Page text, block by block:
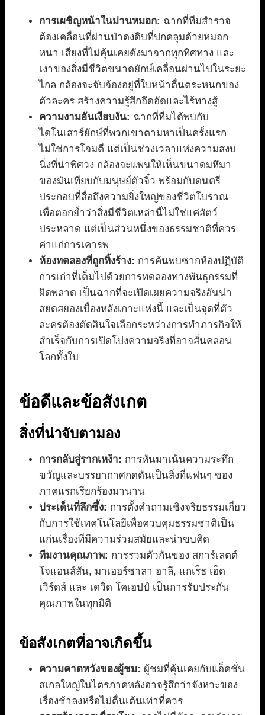
การเผชิญหน้าในม่านหมอก: ฉากที่ทีมสำรวจ
ต้องเคลื่อนที่ผ่านป่าดงดิบที่ปกคลุมด้วยหมอก
หนา เสียงที่ไม่คุ้นเคยดังมาจากทุกทิศทาง และ
เงาของสิ่งมีชีวิตขนาดยักษ์เคลื่อนผ่านไปในระยะ
ไกล กล้องจะจับจ้องอยู่ที่ใบหน้าตื่นตระหนกของ
ตัวละคร สร้างความรู้สึกอึดอัดและไร้ทางสู้
ความงามอันเงียบงัน: ฉากที่ทีมได้พบกับ
ไดโนเสาร์ยักษ์ที่พวกเขาตามหาเป็นครั้งแรก
ไม่ใช่การโจมตี แต่เป็นช่วงเวลาแห่งความสงบ
นิ่งที่น่าพิศวง กล้องจะแพนให้เห็นขนาดมหึมา
ของมันเทียบกับมนุษย์ตัวจิ๋ว พร้อมกับดนตรี
ประกอบที่สื่อถึงความยิ่งใหญ่ของชีวิตโบราณ
เพื่อตอกย้ำว่าสิ่งมีชีวิตเหล่านี้ไม่ใช่แค่สัตว์
ประหลาด แต่เป็นส่วนหนึ่งของธรรมชาติที่ควร
ค่าแก่การเคารพ
ห้องทดลองที่ถูกทิ้งร้าง: การค้นพบซากห้องปฏิบัติ
การเก่าที่เต็มไปด้วยการทดลองทางพันธุกรรมที่
ผิดพลาด เป็นฉากที่จะเปิดเผยความจริงอันน่า
สยดสยองเบื้องหลังเกาะแห่งนี้ และเป็นจุดที่ตัว
ละครต้องตัดสินใจเลือกระหว่างการทำภารกิจให้
สำเร็จกับการเปิดโปงความจริงที่อาจสั่นคลอน
โลกทั้งใบ
ข้อดีและข้อสังเกต
สิ่งที่น่าจับตามอง
การกลับสู่รากเหง้า: การหันมาเน้นความระทึก
ขวัญและบรรยากาศกดดันเป็นสิ่งที่แฟนๆ ของ
ภาคแรกเรียกร้องมานาน
ประเด็นที่ลึกซึ้ง: การตั้งคำถามเชิงจริยธรรมเกี่ยว
กับการใช้เทคโนโลยีเพื่อควบคุมธรรมชาติเป็น
แก่นเรื่องที่มีความร่วมสมัยและน่าขบคิด
ทีมงานคุณภาพ: การรวมตัวกันของ สการ์เลตต์
โจแฮนส์สัน, มาเฮอร์ชาลา อาลี, แกเร็ธ เอ็ด
เวิร์ดส์ และ เดวิด โคเอปป์ เป็นการรับประกัน
คุณภาพในทุกมิติ
ข้อสังเกตที่อาจเกิดขึ้น
ความคาดหวังของผู้ชม: ผู้ชมที่คุ้นเคยกับแอ็คชั่น
สเกลใหญ่ในไตรภาคหลังอาจรู้สึกว่าจังหวะของ
เรื่องช้าลงหรือไม่ตื่นเต้นเท่าที่ควร